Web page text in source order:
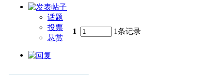
话题
投票
悬赏
1 1条记录